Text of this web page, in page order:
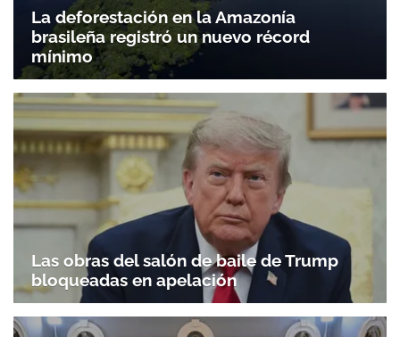
La deforestación en la Amazonía
brasileña registró un nuevo récord
mínimo
Las obras del salón de baile de Trump
bloqueadas en apelación